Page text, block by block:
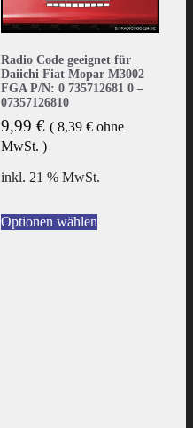
Radio Code geeignet für
Daiichi Fiat Mopar M3002
FGA P/N: 0 735712681 0 –
07357126810
9,99€ (8,39€ ohne
MwSt. )
inkl. 21 % MwSt.
Optionen wählen